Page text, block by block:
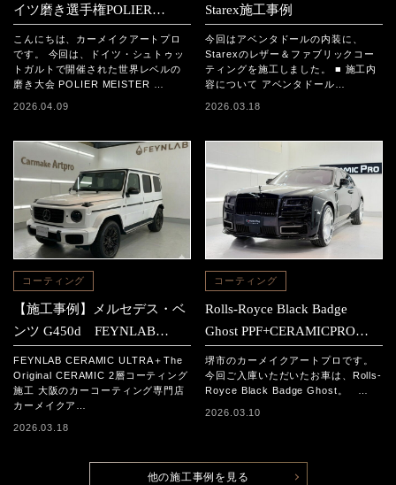
イツ磨き選手権POLIER
MEISTER SCHAFT2025に参
加｜日本チームの結果と現地
レポート
こんにちは、カーメイクアートプロ
です。 今回は、ドイツ・シュトゥッ
トガルトで開催された世界レベルの
磨き大会 POLIER MEISTER …
2026.04.09
Starex施工事例
今回はアベンタドールの内装に、
Starexのレザー＆ファブリックコー
ティングを施工しました。 ■ 施工内
容について アベンタドール…
2026.03.18
コーティング
【施工事例】メルセデス・ベ
ンツ G450d FEYNLAB
CERAMIC ULTRA＋The
Original CERAMIC 2層コーテ
ィング施工
FEYNLAB CERAMIC ULTRA＋The
Original CERAMIC 2層コーティング
施工 大阪のカーコーティング専門店
カーメイクア…
2026.03.18
コーティング
Rolls-Royce Black Badge
Ghost PPF+CERAMICPRO
ION施工事例
堺市のカーメイクアートプロです。
今回ご入庫いただいたお車は、Rolls-
Royce Black Badge Ghost。 …
2026.03.10
他の施工事例を見る